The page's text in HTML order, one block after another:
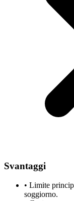
Svantaggi
• Limite
soggiorno.